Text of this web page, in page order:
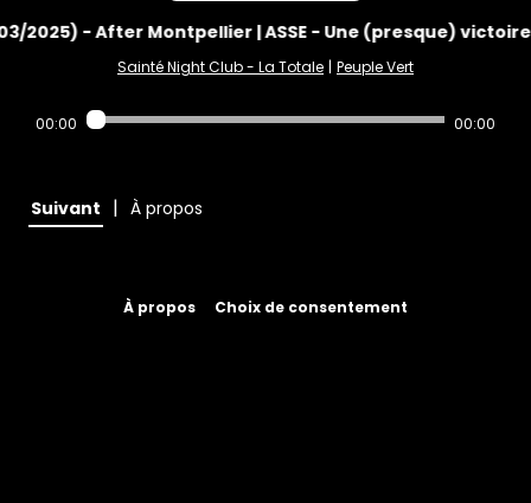
2025) - After Montpellier | ASSE - Une (presque) victoire
Sainté Night Club - La Totale | Peuple Vert
00:00 00:00
Suivant | À propos
À propos Choix de consentement